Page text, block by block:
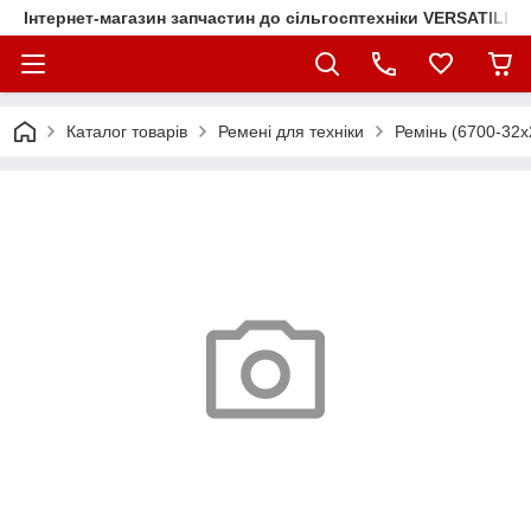
Інтернет-магазин запчастин до сільгосптехніки VERSATILE
Каталог товарів Ремені для техніки Ремінь (6700-